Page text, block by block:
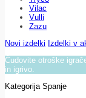
Vilac
Vulli
Zazu
Novi izdelki Izdelki v
Čudovite otroške
in igrivo.
Kategorija Spanje